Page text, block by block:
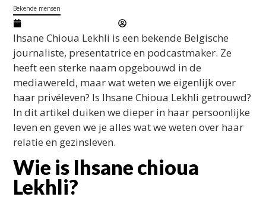
Bekende mensen
Ihsane Chioua Lekhli is een bekende Belgische
journaliste, presentatrice en podcastmaker. Ze
heeft een sterke naam opgebouwd in de
mediawereld, maar wat weten we eigenlijk over
haar privéleven? Is Ihsane Chioua Lekhli getrouwd?
In dit artikel duiken we dieper in haar persoonlijke
leven en geven we je alles wat we weten over haar
relatie en gezinsleven.
Wie is Ihsane chioua
Lekhli?